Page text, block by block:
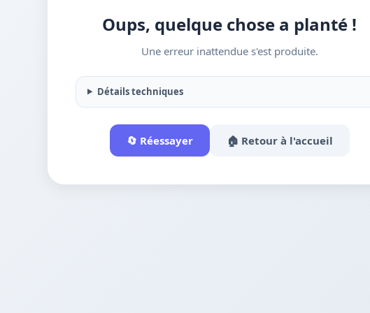
Oups, quelque chose a planté !
Une erreur inattendue s'est produite.
Détails techniques
🔄 Réessayer 🏠 Retour à l'accueil